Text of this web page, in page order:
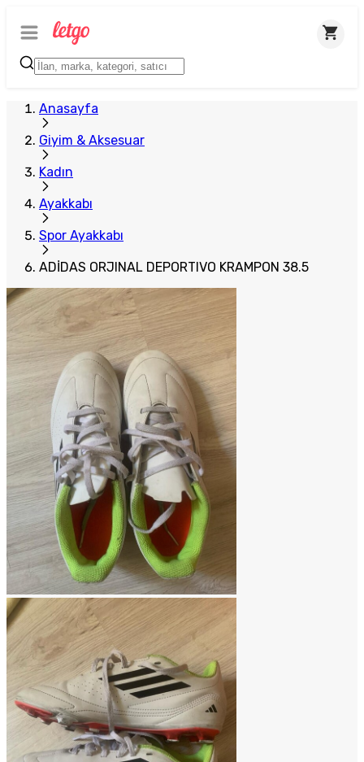
Anasayfa
Giyim & Aksesuar
Kadın
Ayakkabı
Spor Ayakkabı
ADİDAS ORJINAL DEPORTIVO KRAMPON 38.5